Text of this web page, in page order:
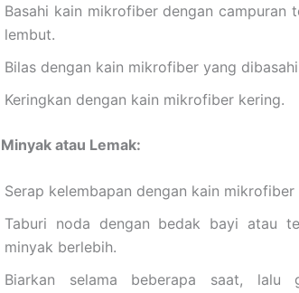
Basahi kain mikrofiber dengan campuran
lembut.
Bilas dengan kain mikrofiber yang
Keringkan dengan kain mikrofiber kering.
atau Lemak:
Serap kelembapan dengan kain mikrofiber
Taburi noda dengan bedak bayi atau
minyak berlebih.
Biarkan selama beberapa saat, lalu